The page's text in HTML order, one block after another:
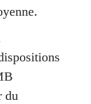
du